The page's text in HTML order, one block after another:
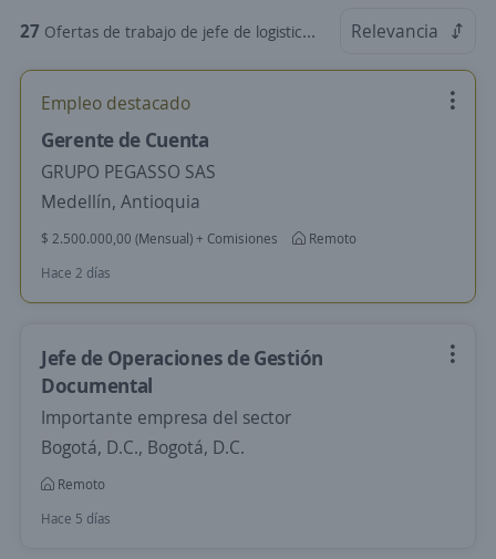
27 Ofertas de trabajo de jefe de logistica en Santa Rosa de Cabal, Risaralda Relevancia
Empleo destacado
Gerente de Cuenta
GRUPO PEGASSO SAS
Medellín, Antioquia
$ 2.500.000,00 (Mensual) + Comisiones
Remoto
Hace 2 días
Jefe de Operaciones de Gestión
Documental
Importante empresa del sector
Bogotá, D.C., Bogotá, D.C.
Remoto
Hace 5 días